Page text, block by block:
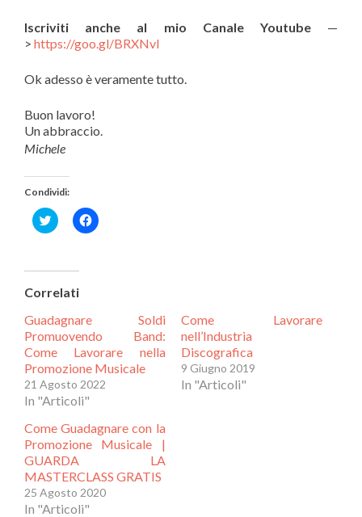
Iscriviti anche al mio Canale Youtube —
> https://goo.gl/BRXNvI
Ok adesso è veramente tutto.
Buon lavoro!
Un abbraccio.
Michele
Condividi:
Fai
clic
condividere
su
Twitter
apre
in
una
nuova
finestra)
Fai
clic
una
nuova
finestra)
Correlati
Guadagnare Soldi
Promuovendo Band:
Come Lavorare nella
Promozione Musicale
21 Agosto 2022
In "Articoli"
Come Lavorare
nell’Industria
Discografica
9 Giugno 2019
In "Articoli"
Come Guadagnare con la
Promozione Musicale |
GUARDA LA
MASTERCLASS GRATIS
25 Agosto 2020
In "Articoli"